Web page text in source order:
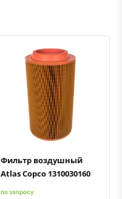
Быстрый просмотрДобавить к сравнению
Добавить в избранное
Фильтр воздушный
Atlas Copco 1310030160
по запросу